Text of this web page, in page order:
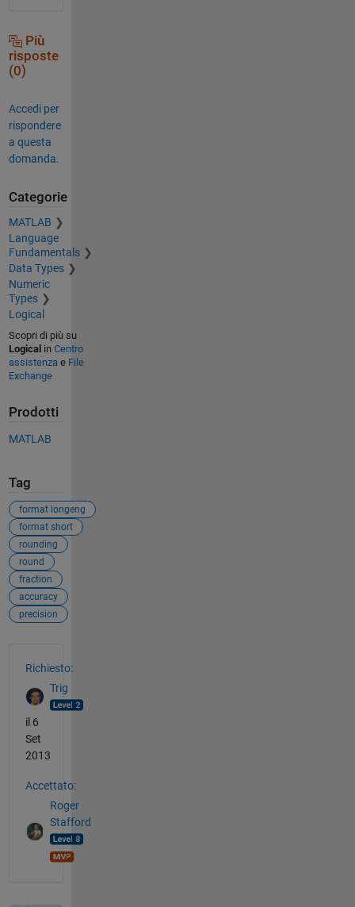
Più
risposte
(0)
Accedi per
rispondere
a questa
domanda.
Categorie
MATLAB
Language
Fundamentals
Data Types
Numeric
Types
Logical
Scopri di più su
Logical in Centro
assistenzae File
Exchange
Prodotti
MATLAB
Tag
format longeng
format short
rounding
round
fraction
accuracy
precision
Richiesto:
Trig
il 6
Set
2013
Accettato:
Roger
Stafford